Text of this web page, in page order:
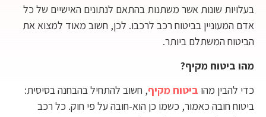
בעלויות שונות אשר משתנות בהתאם לנתונים האישיים של כל
אדם המעוניין בביטוח רכב לרכבו. לכן, חשוב מאוד למצוא את
הביטוח המשתלם ביותר.
מהו ביטוח מקיף?
כדי להבין מהו ביטוח מקיף, חשוב להתחיל בהבחנה בסיסית:
ביטוח חובה כאמור, כשמו כן הוא-חובה על פי חוק. כל רכב